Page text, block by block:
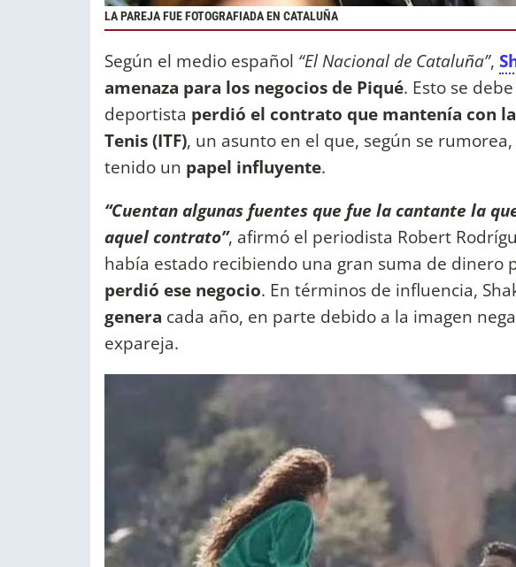
LA PAREJA FUE FOTOGRAFIADA EN CATALUÑA
Según el medio español “El Nacional de Cataluña”,
amenaza para los negocios de Piqué. Esto se
deportista perdió el contrato que mantenía con
Tenis (ITF), un asunto en el que, según se
tenido un papel influyente.
“Cuentan algunas fuentes que fue la cantante la
aquel contrato”, afirmó el periodista Robert
había estado recibiendo una gran suma de dinero
perdió ese negocio. En términos de influencia,
genera cada año, en parte debido a la imagen
expareja.